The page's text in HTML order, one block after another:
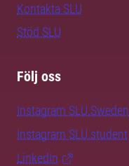
Kontakta SLU
Stöd SLU
Följ oss
Instagram SLU.Sweden
Instagram SLU.student
LinkedIn